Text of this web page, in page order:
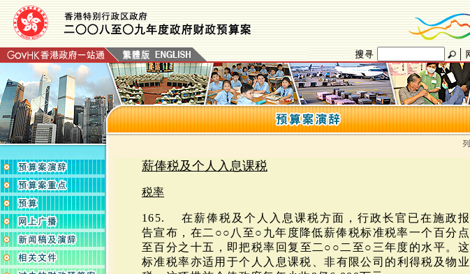
薪俸税及个人入息课税
税率
165. 在薪俸税及个人入息课税方面，行政长官已在施政报
告宣布，在二○○八至○九年度降低薪俸税标准税率一个百分点
至百分之十五，即把税率回复至二○○二至○三年度的水平。这
标准税率亦适用于个人入息课税、非有限公司的利得税及物业